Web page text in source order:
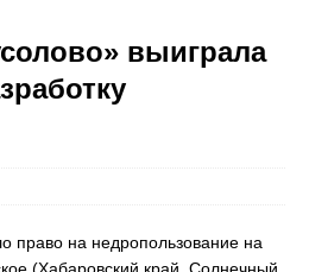
выиграла
право на недропользование на